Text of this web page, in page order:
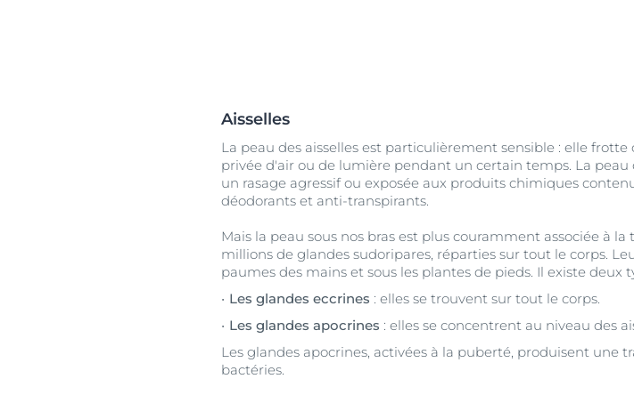
Aisselles
La peau des aisselles est particulièrement sensible : elle
privée d'air ou de lumière pendant un certain temps. La
un rasage agressif ou exposée aux produits chimiques
déodorants et anti-transpirants.
Mais la peau sous nos bras est plus couramment associée à
millions de glandes sudoripares, réparties sur tout le corps.
paumes des mains et sous les plantes de pieds. Il existe deux
Les glandes eccrines : elles se trouvent sur tout le corps.
Les glandes apocrines : elles se concentrent au niveau des
Les glandes apocrines, activées à la puberté, produisent
bactéries.